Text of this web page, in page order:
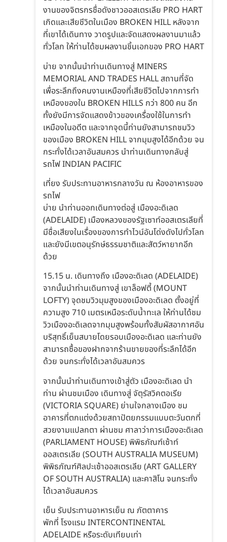
งานของจิตรกรชื่อดังชาวออสเตรเลีย PRO HART
เกิดและเสียชีวิตในเมือง BROKEN HILL หลังจาก
ที่เขาได้เดินทาง วาดรูปและจัดแสดงผลงานมาแล้ว
ทั่วโลก ให้ท่านได้ชมผลงานชิ้นเอกของ PRO HART
บ่าย จากนั้นนำท่านเดินทางสู่ MINERS
MEMORIAL AND TRADES HALL สถานที่จัด
เพื่อระลึกถึงคนงานเหมืองที่เสียชีวิตไปจากการทำ
เหมืองของใน BROKEN HILLS กว่า 800 คน อีก
ทั้งยังมีการจัดแสดงข้าวของเครื่องใช้ในการทำ
เหมืองในอดีต และจากจุดนี้ท่านยังสามารถชมวิว
ของเมือง BROKEN HILL จากมุมสูงได้อีกด้วย จน
กระทั่งได้เวลาอันสมควร นำท่านเดินทางกลับสู่
รถไฟ INDIAN PACIFIC
เที่ยง รับประทานอาหารกลางวัน ณ ห้องอาหารของ
รถไฟ
บ่าย นำท่านออกเดินทางต่อสู่ เมืองอะดิเลด
(ADELAIDE) เมืองหลวงของรัฐเซาท์ออสเตรเลียที่
มีชื่อเสียงในเรื่องของการทำไวน์อันโด่งดังไปทั่วโลก
และยังมีเขตอนุรักษ์ธรรมชาติและสัตว์หายากอีก
ด้วย
15.15 น. เดินทางถึง เมืองอะดิเลด (ADELAIDE)
จากนั้นนำท่านเดินทางสู่ เขาล็อฟตี้ (MOUNT
LOFTY) จุดชมวิวมุมสูงของเมืองอะดิเลด ตั้งอยู่ที่
ความสูง 710 เมตรเหนือระดับน้ำทะเล ให้ท่านได้ชม
วิวเมืองอะดิเลดจากมุมสูงพร้อมทั้งสัมผัสอากาศอัน
บริสุทธิ์เย็นสบายโดยรอบเมืองอะดิเลด และท่านยัง
สามารถซื้อของฝากจากร้านขายของที่ระลึกได้อีก
ด้วย จนกระทั่งได้เวลาอันสมควร
จากนั้นนำท่านเดินทางเข้าสู่ตัว เมืองอะดิเลด นำ
ท่าน ผ่านชมเมือง เดินทางสู่ จัตุรัสวิคตอเรีย
(VICTORIA SQUARE) ย่านใจกลางเมือง ชม
อาคารที่ตกแต่งด้วยสถาปัตยกรรมแบบตะวันตกที่
สวยงามแปลกตา ผ่านชม ศาลาว่าการเมืองอะดิเลด
(PARLIAMENT HOUSE) พิพิธภัณฑ์เซ้าท์
ออสเตรเลีย (SOUTH AUSTRALIA MUSEUM)
พิพิธภัณฑ์ศิลปะเซ้าออสเตรเลีย (ART GALLERY
OF SOUTH AUSTRALIA) และคาสิโน จนกระทั่ง
ได้เวลาอันสมควร
เย็น รับประทานอาหารเย็น ณ ภัตตาคาร
พักที่ โรงแรม INTERCONTINENTAL
ADELAIDE หรือระดับเทียบเท่า